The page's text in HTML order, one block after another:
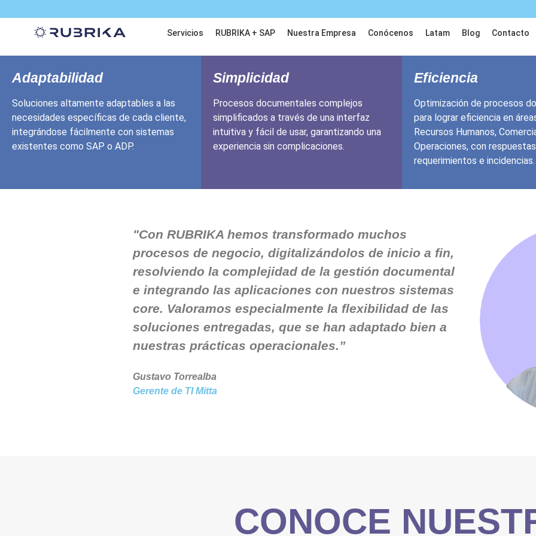
Servicios RUBRIKA + SAP Nuestra Empresa Conócenos Latam Blog Contacto
Adaptabilidad
Soluciones altamente adaptables a las
necesidades específicas de cada cliente,
integrándose fácilmente con sistemas
existentes como SAP o ADP.
Simplicidad
Procesos documentales complejos
simplificados a través de una interfaz
intuitiva y fácil de usar, garantizando una
experiencia sin complicaciones.
Eficiencia
Optimización de procesos
para lograr eficiencia en
Recursos Humanos,
Operaciones, con
requerimientos e incidencias.
"Con RUBRIKA hemos transformado muchos
procesos de negocio, digitalizándolos de inicio a fin,
resolviendo la complejidad de la gestión documental
e integrando las aplicaciones con nuestros sistemas
core. Valoramos especialmente la flexibilidad de las
soluciones entregadas, que se han adaptado bien a
nuestras prácticas operacionales.”
Gustavo Torrealba
Gerente de TI Mitta
CONOCE